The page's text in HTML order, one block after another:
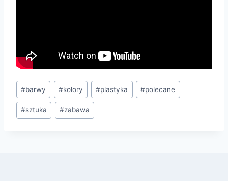
Tagi
wpisu:
#barwy #kolory #plastyka #polecane
#sztuka #zabawa